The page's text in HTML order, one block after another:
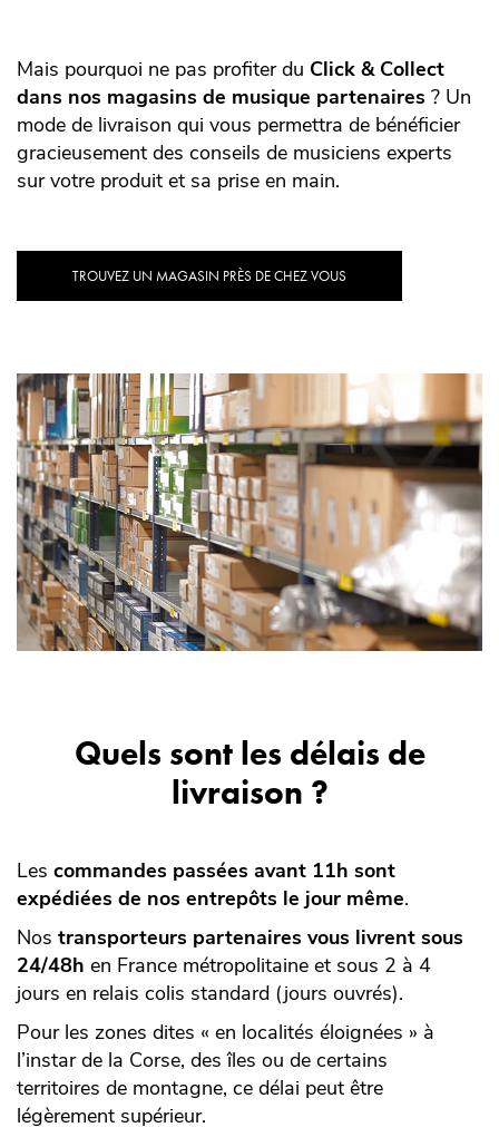
Mais pourquoi ne pas profiter du Click & Collect
dans nos magasins de musique partenaires ? Un
mode de livraison qui vous permettra de bénéficier
gracieusement des conseils de musiciens experts
sur votre produit et sa prise en main.
TROUVEZ UN MAGASIN PRÈS DE CHEZ VOUS
Quels sont les délais de
livraison ?
Les commandes passées avant 11h sont
expédiées de nos entrepôts le jour même.
Nos transporteurs partenaires vous livrent sous
24/48h en France métropolitaine et sous 2 à 4
jours en relais colis standard (jours ouvrés).
Pour les zones dites « en localités éloignées » à
l’instar de la Corse, des îles ou de certains
territoires de montagne, ce délai peut être
légèrement supérieur.